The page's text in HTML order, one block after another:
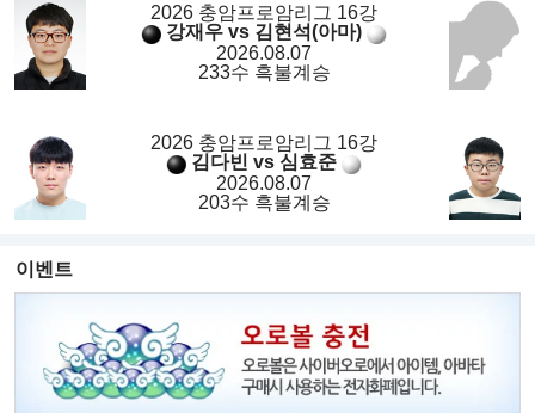
2026 충암프로암리그 16강
강재우 vs 김현석(아마)
2026.08.07
233수 흑불계승
2026 충암프로암리그 16강
김다빈 vs 심효준
2026.08.07
203수 흑불계승
이벤트